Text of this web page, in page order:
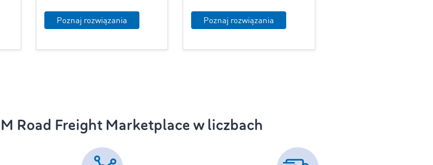
Poznaj rozwiązania Poznaj rozwiązania
Road Freight Marketplace w liczbach